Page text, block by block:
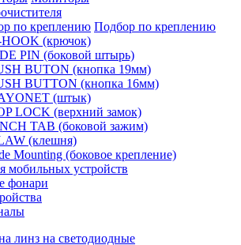
Подбор по креплению
(крючок)
PIN (боковой штырь)
BUTON (кнопка 19мм)
BUTTON (кнопка 16мм)
(штык)
LOCK (верхний замок)
TAB (боковой зажим)
(клешня)
Mounting (боковое крепление)
мобильных устройств
фонари